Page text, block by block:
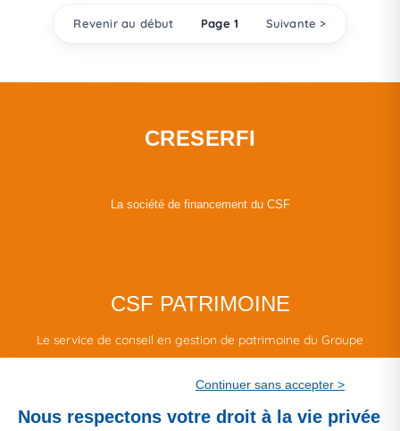
Revenir au début Page 1 Suivante >
CRESERFI
La société de financement du CSF
CSF PATRIMOINE
Le service de conseil en gestion de patrimoine du Groupe
Continuer sans accepter >
Nous respectons votre droit à la vie privée